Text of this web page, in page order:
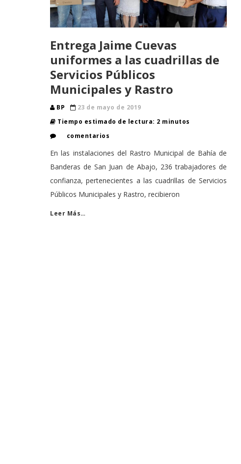
Entrega Jaime Cuevas
uniformes a las cuadrillas de
Servicios Públicos
Municipales y Rastro
BP
23 de mayo de 2019
Tiempo estimado de lectura: 2 minutos
comentarios
En las instalaciones del Rastro Municipal de Bahía de
Banderas de San Juan de Abajo, 236 trabajadores de
confianza, pertenecientes a las cuadrillas de Servicios
Públicos Municipales y Rastro, recibieron
Leer Más…